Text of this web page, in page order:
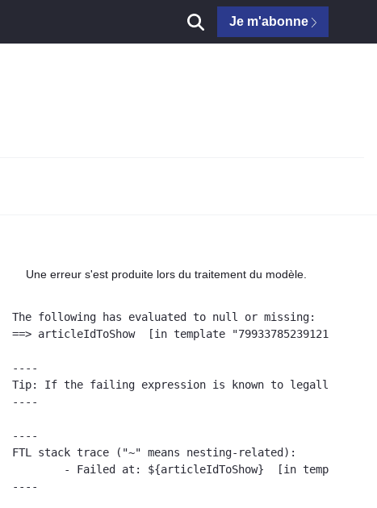
Je m'abonne
Une erreur s'est produite lors du traitement du modèle.
The following has evaluated to null or missing:
==> articleIdToShow  [in template
----
Tip: If the failing expression is known to legally refer to
----
----
FTL stack trace ("~" means nesting-related):
----